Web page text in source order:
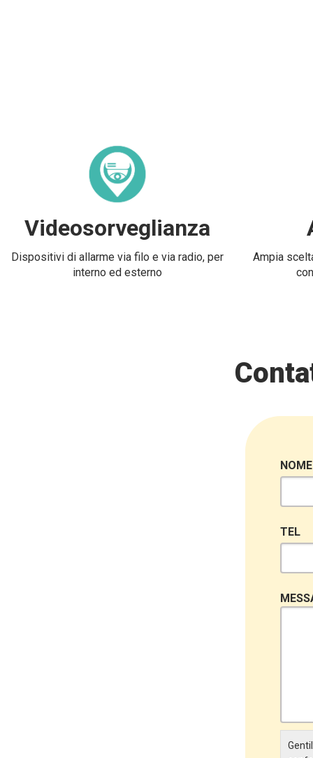
Videosorveglianza
Dispositivi di allarme via filo e via radio, per
interno ed esterno
Ampia
TEL